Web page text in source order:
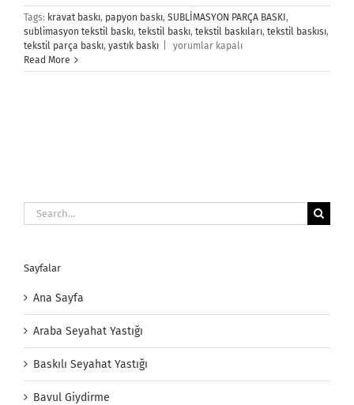
Tags: kravat baskı, papyon baskı, SUBLİMASYON PARÇA BASKI ,
sublimasyon tekstil baskı, tekstil baskı, tekstil baskıları, tekstil baskısı,
tekstil parça baskı, yastık baskı
Tekstil
için
yorumlar kapalı
Read More
Search
for:
Sayfalar
Ana Sayfa
Araba Seyahat Yastığı
Baskılı Seyahat Yastığı
Bavul Giydirme